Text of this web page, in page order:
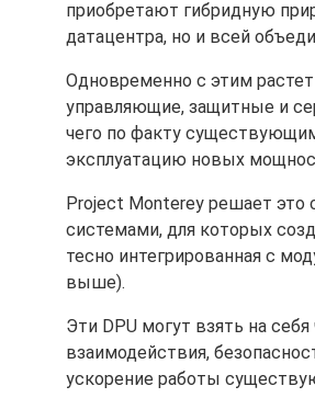
приобретают гибридную
датацентра, но и всей
Одновременно с этим
управляющие, защитные и
чего по факту
эксплуатацию новых
Project Monterey решает это
системами, для которых
тесно интегрированная с
выше).
Эти DPU могут взять на
взаимодействия,
ускорение работы